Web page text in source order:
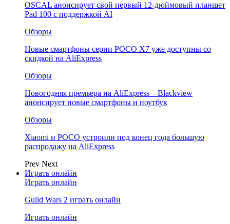
OSCAL анонсирует свой первый 12-дюймовый планшет
Pad 100 с поддержкой AI
Обзоры
Новые смартфоны серии POCO X7 уже доступны со
скидкой на AliExpress
Обзоры
Новогодняя премьера на AliExpress – Blackview
анонсирует новые смартфоны и ноутбук
Обзоры
Xiaomi и POCO устроили под конец года большую
распродажу на AliExpress
Prev Next
Играть онлайн
Играть онлайн
Guild Wars 2 играть онлайн
Играть онлайн